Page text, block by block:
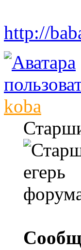
http://
koba